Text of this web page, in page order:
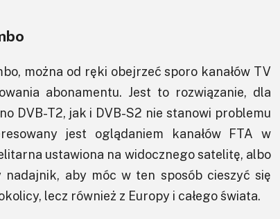
można od ręki obejrzeć sporo kanałów TV
abonamentu. Jest to rozwiązanie, dla
DVB-T2, jak i DVB-S2 nie stanowi problemu
jest oglądaniem kanałów FTA w
ustawiona na widocznego satelitę, albo
aby móc w ten sposób cieszyć się
lecz również z Europy i całego świata.